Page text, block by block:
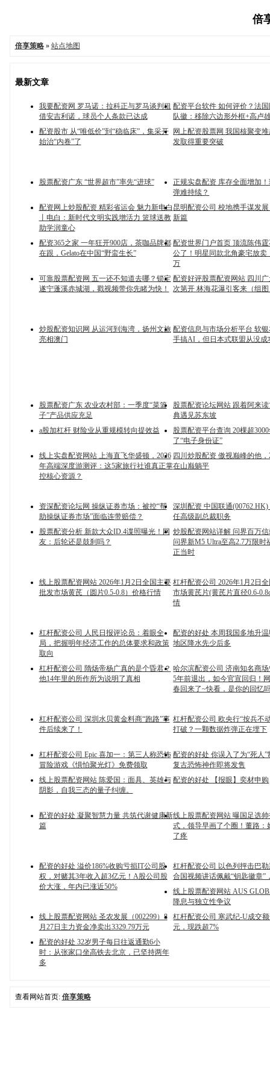
倍
倍享策略» 站点地图
最新文章
我要配资网 罗马诺：拉科正与罗马谈判租
借安吉利诺，球员个人条款已达成
配资平台软件 如何评价？法
队徽：移除六边形外框+高卢
配资股市 从“唯低价”到“稳临床”，集采开
始治“内卷”了
网上配资股票网 我国核聚变
发取得重要突破
股票配资广东 “世界超市”率先“进球”
正规实盘配资 库存全面增加
弹难持续？
配资网上炒股配资 精彩省运会 魅力新电白
丨电白：新时代文明实践增活力 篮球送教
助学润童心
昆明配资公司 校地携手谋发
新篇
配资365之家 一年狂开900店，茶咖品牌都
在跟，Gelato在中国“野蛮生长”
配资世界门户首页 顶流陈伟
公了！明星同款北角豪宅放卖
万
可靠股票配资网 五一还不知道去哪？锁定
遂宁蓬溪赤城湖，戳视频带你先睹为快！
配资好评股票配资网站 四川
次第开 林海花瀑引客来（组
炒股配资知识网 从运河到海湾，扬州文旅
亮相澳门
配资信息与市场分析平台 软
手搞AI，但日本式联盟从没成
股票配资广东 农业农村部：一季度“菜篮
子”产品供应充足
股票配资论坛网站 跟着阿来
典遇见苏东坡
a股加杠杆 财险业从重规模转向提效益
股票配资平台查询 20棵超
了“电子身份证”
线上实盘配资网站 上海直飞华盛顿，2026
年高端深度游测评：这5家旅行社谁真正掌
控核心资源？
四川炒股配资 傲视巅峰的他
在山巅躺平
资深配资论坛网 操纵证券市场：被控“帮
助操纵证券市场”面临连带赔偿？
深圳配资 中国联通
任高级副总裁职务
股票配资分析 新款大众ID.4谍照曝光！网
友：后轮还是鼓刹吗？
炒股配资网站详解 问界百万
问界新M5 Ultra至高2.7万限时
正当时
线上股票配资网站 2026年1月2日全国主要
批发市场黄芪（圆片0.5-0.8）价格行情
杠杆配资公司 2026年1月2日
市场黄芪片(黄芪片直径0.6-
情
杠杆配资公司 人民日报评论员：着眼全
局，把握明年经济工作的总体要求和政策
取向
配资的好处 本周我国多地升
地区降水先少后多
杠杆配资公司 隋炀帝杨广真的是个昏君？
他14年里的所作所为说明了真相
哈尔滨配资公司 济南知名商
5年前退出，如今官宣回归！
春回来了~快看，是你的回忆
杠杆配资公司 深圳水贝黄金料商“跑路”事
件后续来了！
杠杆配资公司 欧央行“按兵不
打破？一颗数据炸弹正在埋下
杠杆配资公司 Epic 喜加一：第三人称恐怖
冒险游戏《惧怕聚光灯》免费领取
配资的好处 你误入了为“死人”
复古恐怖神作即将发售
线上股票配资网站 陈爱国：面具、英雄与
阴影，自我三态的量子纠缠。
配资的好处 【报眼】奕材申购
配资的好处 凝聚智慧力量 共筑代谢健康新
篇
线上股票配资网站 曝国足选
式，领导早画了个圈！董路：
了疼
配资的好处 溢价186%收购亏损IT公司股
权，对赌其3年收入超3亿元！A股公司股
价大涨，年内已涨近50%
杠杆配资公司 以色列抨击巴
合国视频讲话佩戴“钥匙徽章”
线上股票配资网站 AUS
降息与独立性争议
线上股票配资网站 圣农发展（002299）8
月27日主力资金净卖出3329.79万元
杠杆配资公司 寒武纪-U成交
元，现跌超7%
配资的好处 32岁男子每日往返通勤6小
时：从张家口坐高铁去北京，已坚持两年
多
查看网站首页: 倍享策略